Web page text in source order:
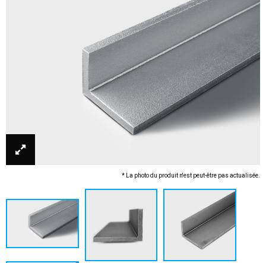
* La photo du produit n'est peut-être pas actualisée.